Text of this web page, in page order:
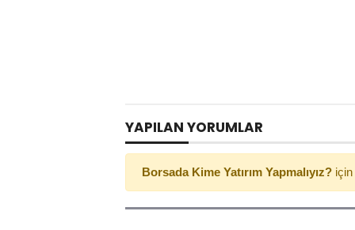
YAPILAN YORUMLAR
Borsada Kime Yatırım Yapmalıyız?